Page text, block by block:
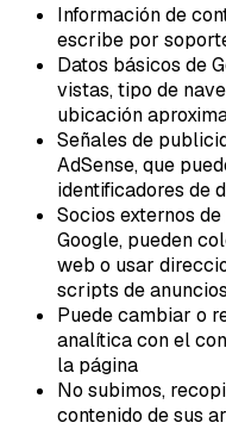
Información de
escribe por
Datos básicos de
vistas, tipo de
ubicación
Señales de
AdSense, que
identificadores de
Socios externos
Google, pueden
web o usar
scripts de
Puede cambiar o
analítica con el
la página
No subimos,
contenido de sus